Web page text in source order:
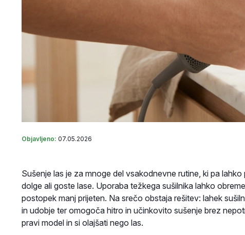
Objavljeno: 07.05.2026
Sušenje las je za mnoge del vsakodnevne rutine, ki pa
dolge ali goste lase. Uporaba težkega sušilnika lahko
postopek manj prijeten. Na srečo obstaja rešitev: lahek
in udobje ter omogoča hitro in učinkovito sušenje brez
pravi model in si olajšati nego las.